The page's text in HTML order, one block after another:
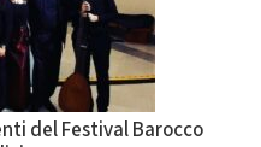
del Festival Barocco